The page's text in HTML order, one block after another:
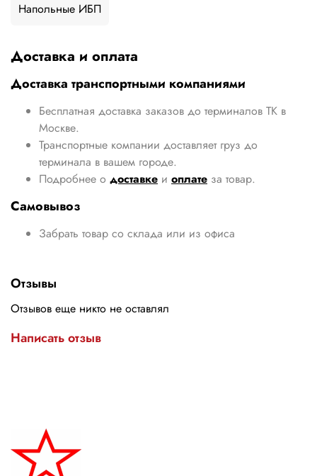
Напольные ИБП
Доставка и оплата
Доставка транспортными компаниями
Бесплатная доставка заказов до терминалов ТК в
Москве.
Транспортные компании доставляет груз до
терминала в вашем городе.
Подробнее о доставке и оплате за товар.
Самовывоз
Забрать товар со склада или из офиса
Отзывы
Отзывов еще никто не оставлял
Написать отзыв